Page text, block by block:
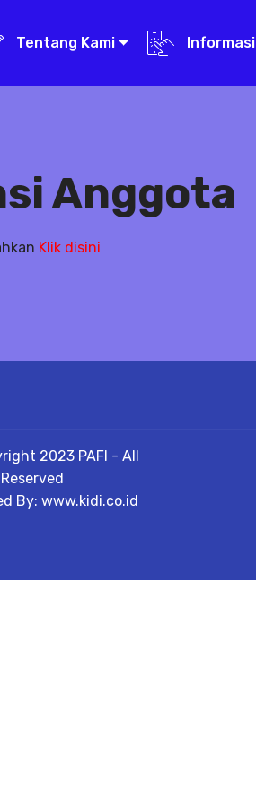
Tentang Kami Informasi
Anggota
Klik disini
2023 PAFI - All
By: www.kidi.co.id